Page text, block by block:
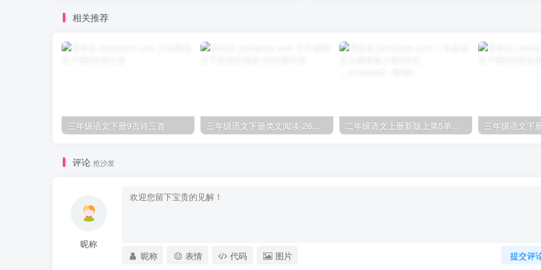
相关推荐
三年级语文下册9古诗三首 三年级语文下册类文阅读-26方帽子店 二年级语文上册新版上第5单元__extracted（部编） 三年级语文下
评论 抢沙发
昵称
提交评
昵称 表情 代码 图片